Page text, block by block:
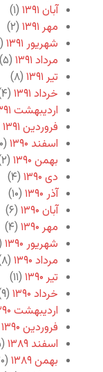
آبان ۱۳۹۱
(۱)
مهر ۱۳۹۱
(۲)
شهریور ۱۳۹۱
(۲)
مرداد ۱۳۹۱
(۵)
تیر ۱۳۹۱
(۸)
خرداد ۱۳۹۱
(۴)
اردیبهشت ۱۳۹۱
فروردین ۱۳۹۱
اسفند ۱۳۹۰
(۱۰)
بهمن ۱۳۹۰
(۲)
دی ۱۳۹۰
(۴)
آذر ۱۳۹۰
(۱۰)
آبان ۱۳۹۰
(۶)
مهر ۱۳۹۰
(۴)
شهریور ۱۳۹۰
مرداد ۱۳۹۰
(۸)
تیر ۱۳۹۰
(۱۱)
خرداد ۱۳۹۰
(۹)
اردیبهشت ۱۳۹۰
فروردین ۱۳۹۰
اسفند ۱۳۸۹
(۱۵)
بهمن ۱۳۸۹
(۲۰)